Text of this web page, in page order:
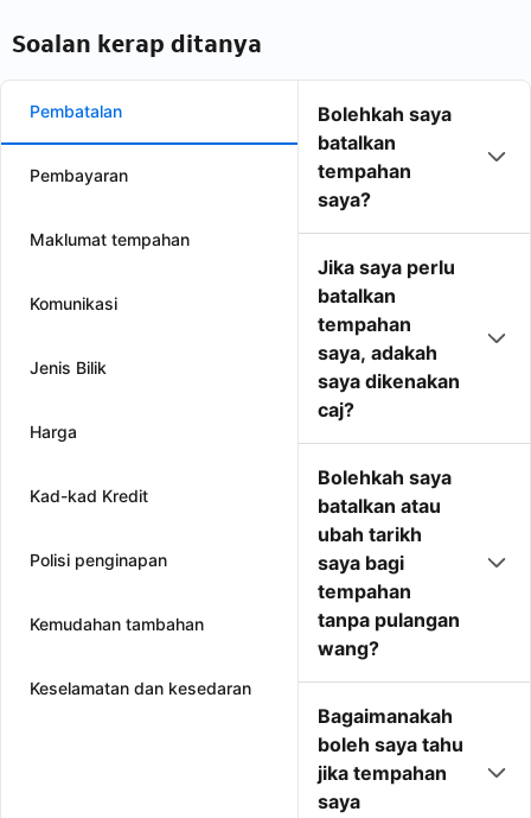
Soalan kerap ditanya
Pembatalan
Pembayaran
Maklumat tempahan
Komunikasi
Jenis Bilik
Harga
Kad-kad Kredit
Polisi penginapan
Kemudahan tambahan
Keselamatan dan kesedaran
Bolehkah saya
batalkan
tempahan
saya?
Jika saya perlu
batalkan
tempahan
saya, adakah
saya dikenakan
caj?
Bolehkah saya
batalkan atau
ubah tarikh
saya bagi
tempahan
tanpa pulangan
wang?
Bagaimanakah
boleh saya tahu
jika tempahan
saya